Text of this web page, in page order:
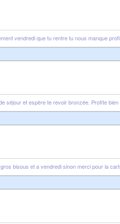
vendredi que tu rentre tu nous manque
séjour et espère te revoir bronzée. Profite
bisous et a vendredi sinon merci pour la